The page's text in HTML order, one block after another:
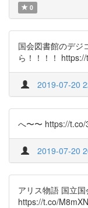
0
国会図書館のデジ
ら！！！！
2019-07-20
へ〜〜 https://
2019-07-20
アリス物語 国立
https://t.co/